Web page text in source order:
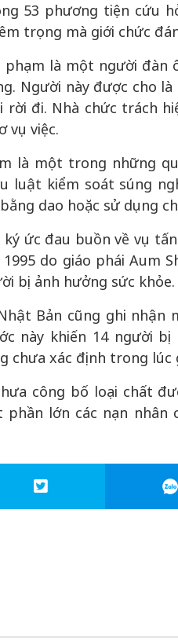
53 phương tiện cứu
trọng mà giới chức
là một người đàn
Người này được cho
rời đi. Nhà chức trách
vụ việc.
là một trong những
luật kiểm soát súng
dao hoặc sử dụng
ký ức đau buồn về vụ
do giáo phái Aum
bị ảnh hưởng sức khỏe.
Bản cũng ghi
này khiến 14 người
chưa xác định trong lúc
công bố loại chất
phần lớn các nạn